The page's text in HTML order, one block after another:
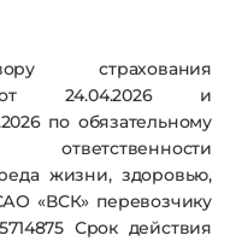
страхования
от 24.04.2026 и
по обязательному
ответственности
жизни, здоровью,
«ВСК» перевозчику
Срок действия